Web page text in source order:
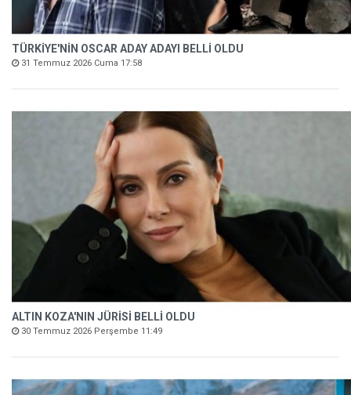
TÜRKİYE'NİN OSCAR ADAY ADAYI BELLİ OLDU
31 Temmuz 2026 Cuma 17:58
ALTIN KOZA'NIN JÜRİSİ BELLİ OLDU
30 Temmuz 2026 Perşembe 11:49